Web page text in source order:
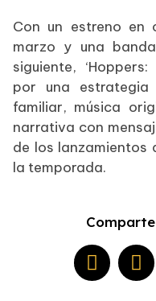
Con un estreno en
marzo y una
siguiente,
por una estrategia
familiar, música
narrativa con
de los lanzamientos
la temporada.